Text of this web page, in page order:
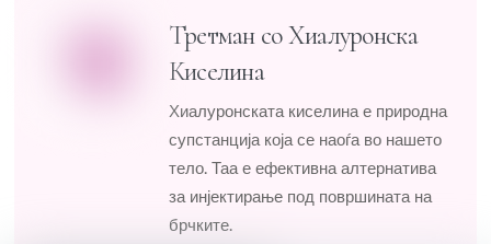
Третман со Хиалуронска
Киселина
Хиалуронската киселина е природна
супстанција која се наоѓа во нашето
тело. Таа е ефективна алтернатива
за инјектирање под површината на
брчките.